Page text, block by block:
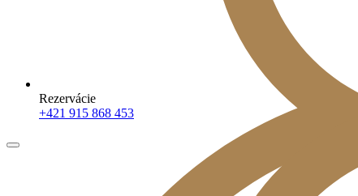
Rezervácie
+421 915 868 453